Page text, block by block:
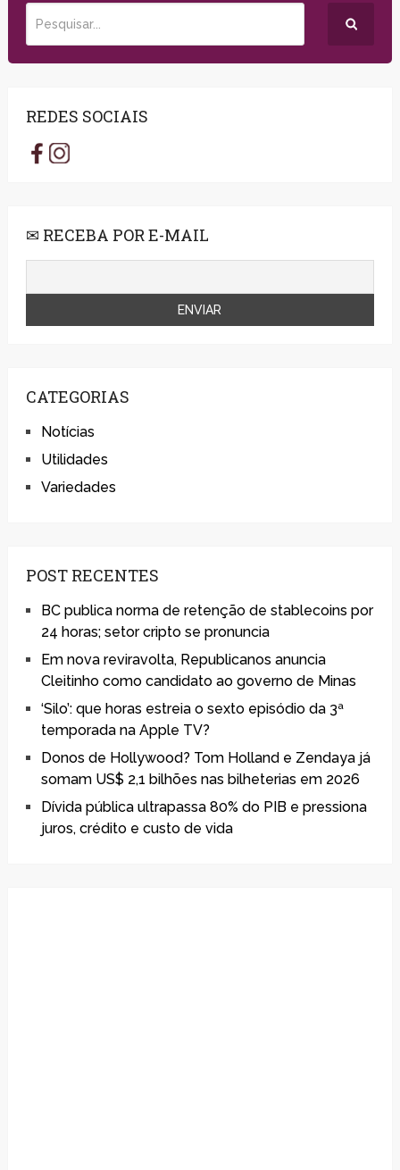
REDES SOCIAIS
✉ RECEBA POR E-MAIL
CATEGORIAS
Notícias
Utilidades
Variedades
POST RECENTES
BC publica norma de retenção de stablecoins por
24 horas; setor cripto se pronuncia
Em nova reviravolta, Republicanos anuncia
Cleitinho como candidato ao governo de Minas
‘Silo’: que horas estreia o sexto episódio da 3ª
temporada na Apple TV?
Donos de Hollywood? Tom Holland e Zendaya já
somam US$ 2,1 bilhões nas bilheterias em 2026
Dívida pública ultrapassa 80% do PIB e pressiona
juros, crédito e custo de vida